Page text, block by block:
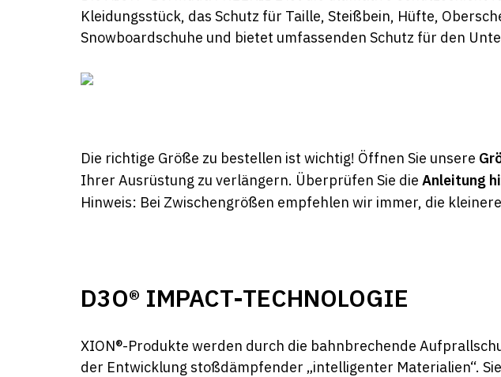
Kleidungsstück, das Schutz für Taille, Steißbein, Hüfte,
Snowboardschuhe und bietet umfassenden Schutz für den
Die richtige Größe zu bestellen ist wichtig! Öffnen Sie unsere
Ihrer Ausrüstung zu verlängern. Überprüfen Sie die Anleitung
Hinweis: Bei Zwischengrößen empfehlen wir immer, die
D3O® IMPACT-TECHNOLOGIE
XION®-Produkte werden durch die bahnbrechende
der Entwicklung stoßdämpfender „intelligenter Materialien“.